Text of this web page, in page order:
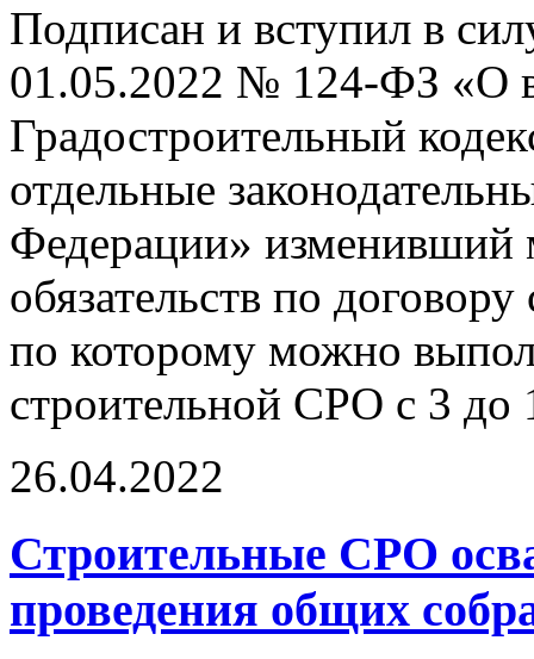
Подписан и вступил в
01.05.2022 № 124-ФЗ «О
Градостроительный
отдельные
Федерации» изменивший
обязательств по
по которому можно
строительной СРО с 3 до
26.04.2022
Строительные СРО
проведения общих